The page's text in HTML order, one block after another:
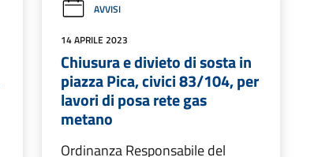
AVVISI
14 APRILE 2023
Chiusura e divieto di sosta in
piazza Pica, civici 83/104, per
lavori di posa rete gas
metano
Ordinanza Responsabile del